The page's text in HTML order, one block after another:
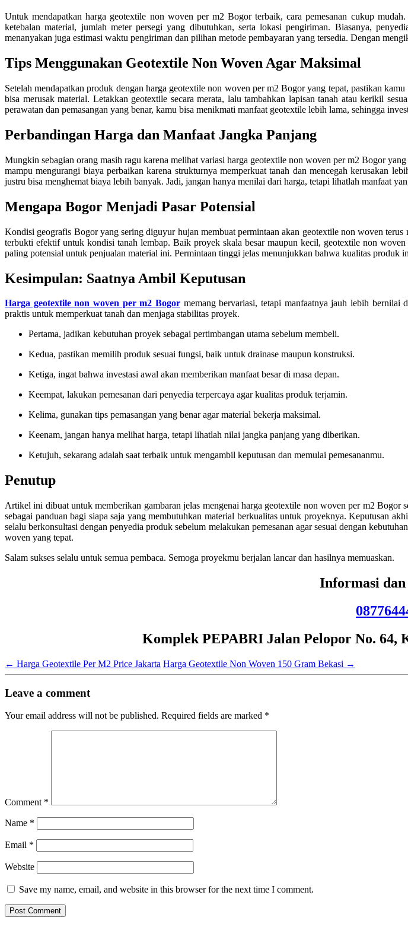
Untuk mendapatkan harga geotextile non woven per m2 Bogor terbaik, cara pemesanan cukup
ketebalan material, jumlah meter persegi yang dibutuhkan, serta lokasi pengiriman. Biasanya,
menanyakan juga estimasi waktu pengiriman dan pilihan metode pembayaran yang tersedia. Dengan
Tips Menggunakan Geotextile Non Woven Agar Maksimal
Setelah mendapatkan produk dengan harga geotextile non woven per m2 Bogor yang tepat, pastikan
bisa merusak material. Letakkan geotextile secara merata, lalu tambahkan lapisan tanah atau kerikil
perawatan dan pemasangan yang benar, kamu bisa menikmati manfaat geotextile lebih lama, sehingga
Perbandingan Harga dan Manfaat Jangka Panjang
Mungkin sebagian orang masih ragu karena melihat variasi harga geotextile non woven per m2 Bogor
mampu mengurangi biaya perbaikan karena strukturnya memperkuat tanah dan mencegah kerusakan
justru bisa menghemat biaya lebih banyak. Jadi, jangan hanya menilai dari harga, tetapi lihatlah manfaat
Mengapa Bogor Menjadi Pasar Potensial
Kondisi geografis Bogor yang sering diguyur hujan membuat permintaan akan geotextile non woven
terbukti efektif untuk kondisi tanah lembap. Baik proyek skala besar maupun kecil, geotextile non
paling potensial untuk penjualan material ini. Permintaan tinggi jelas menunjukkan bahwa kualitas produk
Kesimpulan: Saatnya Ambil Keputusan
Harga geotextile non woven per m2 Bogor memang bervariasi, tetapi manfaatnya jauh lebih bernilai
praktis untuk memperkuat tanah dan menjaga stabilitas proyek.
Pertama, jadikan kebutuhan proyek sebagai pertimbangan utama sebelum membeli.
Kedua, pastikan memilih produk sesuai fungsi, baik untuk drainase maupun konstruksi.
Ketiga, ingat bahwa investasi awal akan memberikan manfaat besar di masa depan.
Keempat, lakukan pemesanan dari penyedia terpercaya agar kualitas produk terjamin.
Kelima, gunakan tips pemasangan yang benar agar material bekerja maksimal.
Keenam, jangan hanya melihat harga, tetapi lihatlah nilai jangka panjang yang diberikan.
Ketujuh, sekarang adalah saat terbaik untuk mengambil keputusan dan memulai pemesananmu.
Penutup
Artikel ini dibuat untuk memberikan gambaran jelas mengenai harga geotextile non woven per m2 Bogor
sebagai panduan bagi siapa saja yang membutuhkan material berkualitas untuk proyeknya. Keputusan
selalu berkonsultasi dengan penyedia produk sebelum melakukan pemesanan agar sesuai dengan
woven yang tepat.
Salam sukses selalu untuk semua pembaca. Semoga proyekmu berjalan lancar dan hasilnya memuaskan.
Informasi dan
Komplek PEPABRI Jalan Pelopor No. 64,
← Harga Geotextile Per M2 Price Jakarta Harga Geotextile Non Woven 150 Gram Bekasi →
Leave a comment
Your email address will not be published. Required fields are marked *
Comment *
Name *
Email *
Website
Save my name, email, and website in this browser for the next time I comment.